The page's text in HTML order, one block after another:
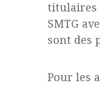
titulaires
SMTG
sont des
Pour les